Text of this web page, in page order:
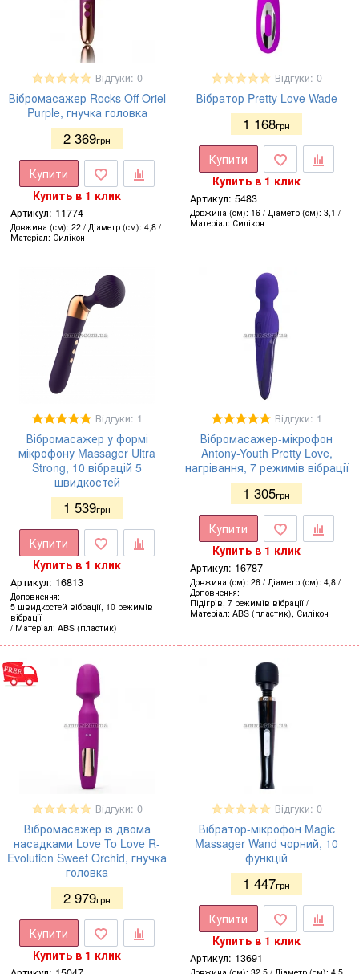
Відгуки: 0
Вібромасажер Rocks Off Oriel
Purple, гнучка головка
2 369грн
Купити
Купить в 1 клик
Артикул: 11774
Довжина (см) 22 Діаметр (см) 4,8
Матеріал Силікон
Відгуки: 0
Вібратор Pretty Love Wade
1 168грн
Купити
Купить в 1 клик
Артикул: 5483
Довжина (см) 16 Діаметр (см) 3,1
Матеріал Силікон
Відгуки: 1
Вібромасажер у формі
мікрофону Massager Ultra
Strong, 10 вібрацій 5
швидкостей
1 539грн
Купити
Купить в 1 клик
Артикул: 16813
Доповнення
5 швидкостей вібрації, 10 режимів
вібрації
Матеріал ABS (пластик)
Відгуки: 1
Вібромасажер-мікрофон
Antony-Youth Pretty Love,
нагрівання, 7 режимів вібрації
1 305грн
Купити
Купить в 1 клик
Артикул: 16787
Довжина (см) 26 Діаметр (см) 4,8
Доповнення
Підігрів, 7 режимів вібрації
Матеріал ABS (пластик), Силікон
Відгуки: 0
Вібромасажер із двома
насадками Love To Love R-
Evolution Sweet Orchid, гнучка
головка
2 979грн
Купити
Купить в 1 клик
Відгуки: 0
Вібратор-мікрофон Magic
Massager Wand чорний, 10
функцій
1 447грн
Купити
Купить в 1 клик
Артикул: 13691